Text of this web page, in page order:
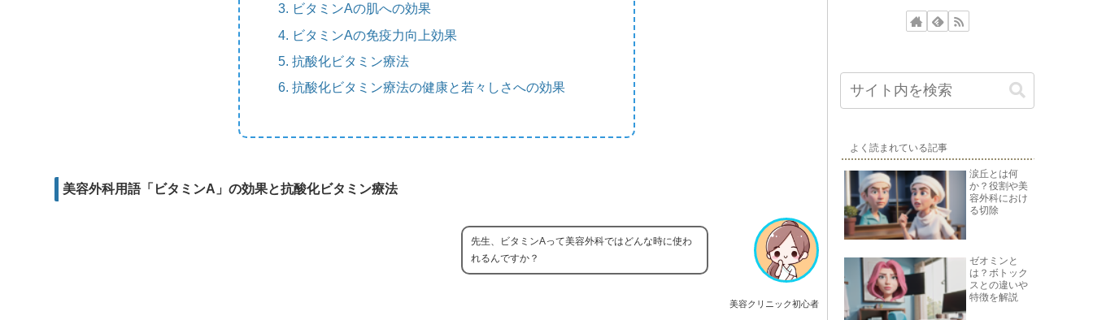
ビタミンAの肌への効果
ビタミンAの免疫力向上効果
抗酸化ビタミン療法
抗酸化ビタミン療法の健康と若々しさへの効果
美容外科用語「ビタミンA」の効果と抗酸化ビタミン療法
美容クリニック初心者
先生、ビタミンAって美容外科ではどんな時に使わ
れるんですか？
よく読まれている記事
涙丘とは何
か？役割や美
容外科におけ
る切除
ゼオミンと
は？ボトック
スとの違いや
特徴を解説